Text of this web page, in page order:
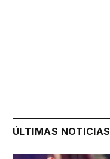
ÚLTIMAS NOTICIAS